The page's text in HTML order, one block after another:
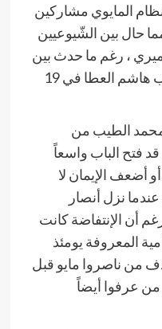
المايوي مشاركين
حال بين الشّيوعيين
، رغم ما حدث بين
الطرفين والإشارة هنا إلى إنقلاب هاشم العطا في 19
محمد الطيب من
قد فتح الباب واسعاً
أضعف الإيمان لا
نزل أنصار
أن الإنتفاضة كانت
المعروفة يومئذ
من ناصروا مايو قبل
من عرفوا أيضاً